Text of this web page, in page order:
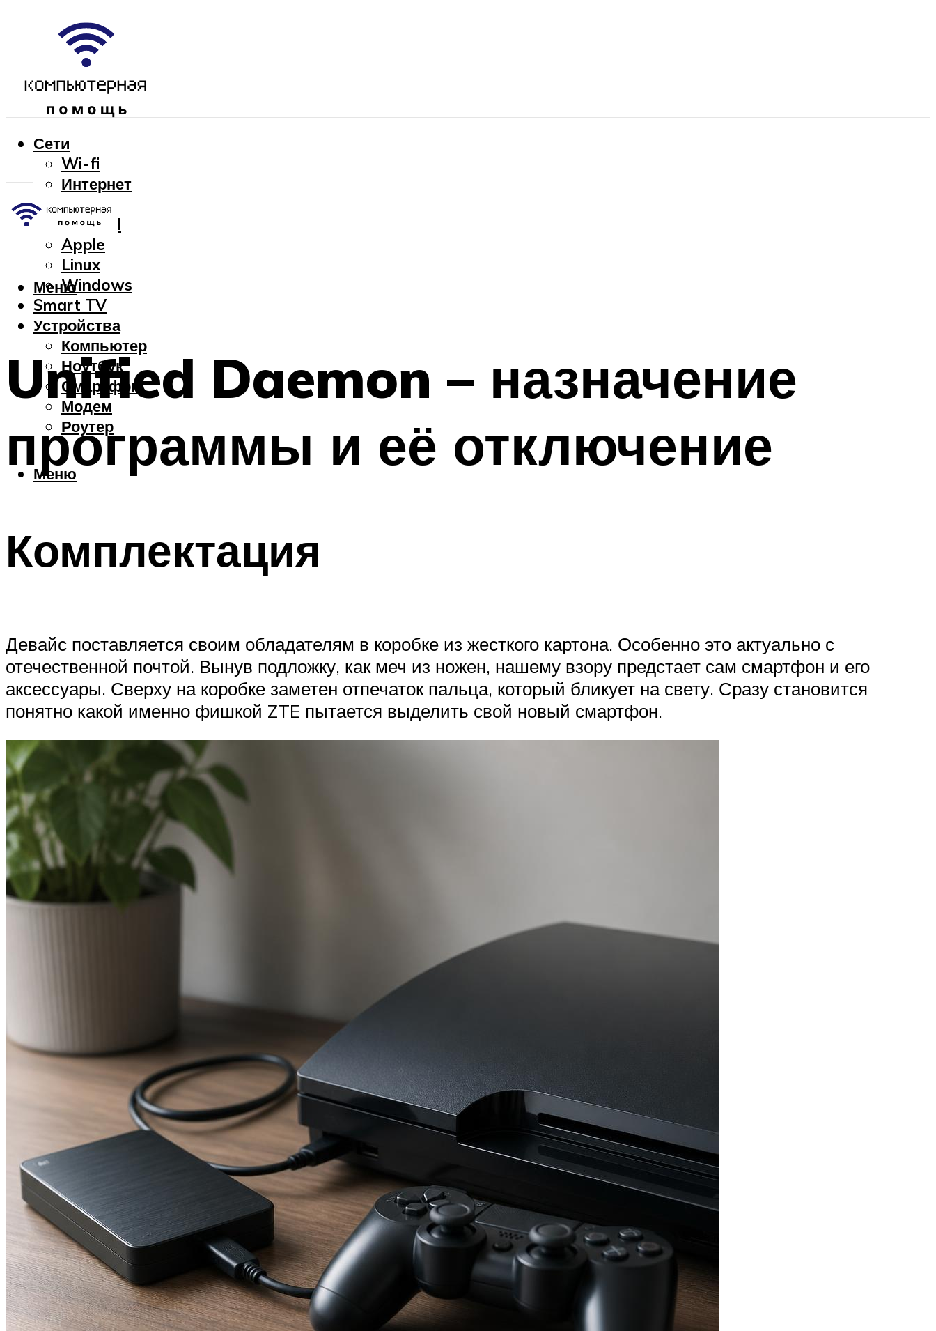
Сети
Wi-fi
Интернет
OC
Android
Apple
Linux
Windows
Smart TV
Устройства
Компьютер
Ноутбук
Смартфон
Модем
Роутер
Меню
Меню
Unified Daemon – назначение
программы и её отключение
Комплектация
Девайс поставляется своим обладателям в коробке из жесткого картона. Особенно это актуально с
отечественной почтой. Вынув подложку, как меч из ножен, нашему взору предстает сам смартфон и его
аксессуары. Сверху на коробке заметен отпечаток пальца, который бликует на свету. Сразу становится
понятно какой именно фишкой ZTE пытается выделить свой новый смартфон.